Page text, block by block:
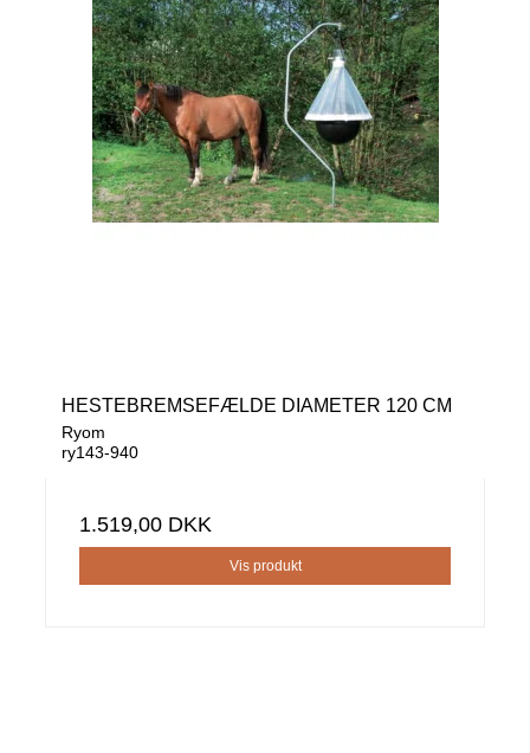
HESTEBREMSEFÆLDE DIAMETER 120 CM
Ryom
ry143-940
1.519,00 DKK
Vis produkt